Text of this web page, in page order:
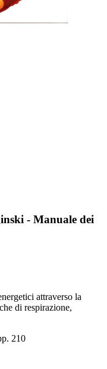
- Manuale dei
attraverso la
di respirazione,
210